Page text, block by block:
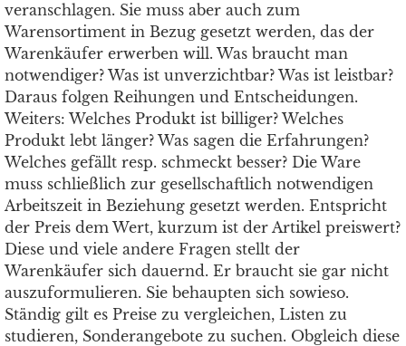
veranschlagen. Sie muss aber auch zum
Warensortiment in Bezug gesetzt werden, das der
Warenkäufer erwerben will. Was braucht man
notwendiger? Was ist unverzichtbar? Was ist leistbar?
Daraus folgen Reihungen und Entscheidungen.
Weiters: Welches Produkt ist billiger? Welches
Produkt lebt länger? Was sagen die Erfahrungen?
Welches gefällt resp. schmeckt besser? Die Ware
muss schließlich zur gesellschaftlich notwendigen
Arbeitszeit in Beziehung gesetzt werden. Entspricht
der Preis dem Wert, kurzum ist der Artikel preiswert?
Diese und viele andere Fragen stellt der
Warenkäufer sich dauernd. Er braucht sie gar nicht
auszuformulieren. Sie behaupten sich sowieso.
Ständig gilt es Preise zu vergleichen, Listen zu
studieren, Sonderangebote zu suchen. Obgleich diese